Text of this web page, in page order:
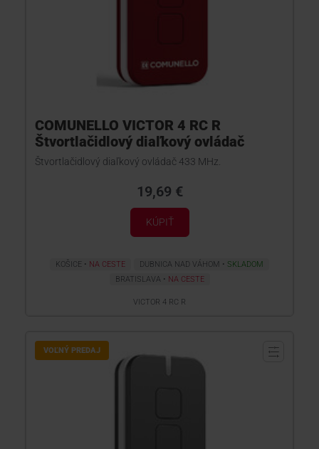
COMUNELLO VICTOR 4 RC R
Štvortlačidlový diaľkový ovládač
Štvortlačidlový diaľkový ovládač 433 MHz.
19,69 €
KÚPIŤ
KOŠICE NA CESTE DUBNICA NAD VÁHOM
SKLADOM
BRATISLAVA
NA CESTE
VICTOR 4 RC R
VOĽNÝ PREDAJ